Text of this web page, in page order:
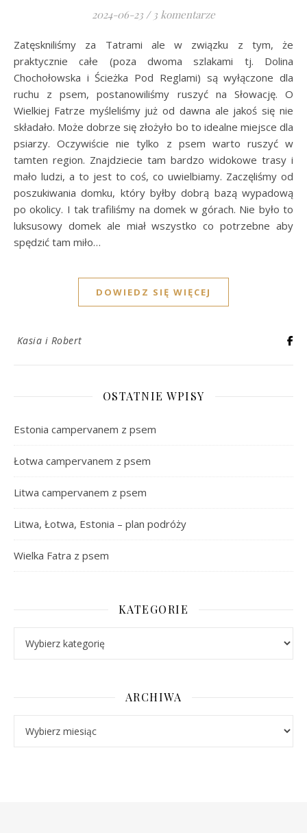
2024-06-23 / 3 komentarze
Zatęskniliśmy za Tatrami ale w związku z tym, że
praktycznie całe (poza dwoma szlakami tj. Dolina
Chochołowska i Ścieżka Pod Reglami) są wyłączone dla
ruchu z psem, postanowiliśmy ruszyć na Słowację. O
Wielkiej Fatrze myśleliśmy już od dawna ale jakoś się nie
składało. Może dobrze się złożyło bo to idealne miejsce dla
psiarzy. Oczywiście nie tylko z psem warto ruszyć w
tamten region. Znajdziecie tam bardzo widokowe trasy i
mało ludzi, a to jest to coś, co uwielbiamy. Zaczęliśmy od
poszukiwania domku, który byłby dobrą bazą wypadową
po okolicy. I tak trafiliśmy na domek w górach. Nie było to
luksusowy domek ale miał wszystko co potrzebne aby
spędzić tam miło…
DOWIEDZ SIĘ WIĘCEJ
Kasia i Robert
OSTATNIE WPISY
Estonia campervanem z psem
Łotwa campervanem z psem
Litwa campervanem z psem
Litwa, Łotwa, Estonia – plan podróży
Wielka Fatra z psem
KATEGORIE
ARCHIWA